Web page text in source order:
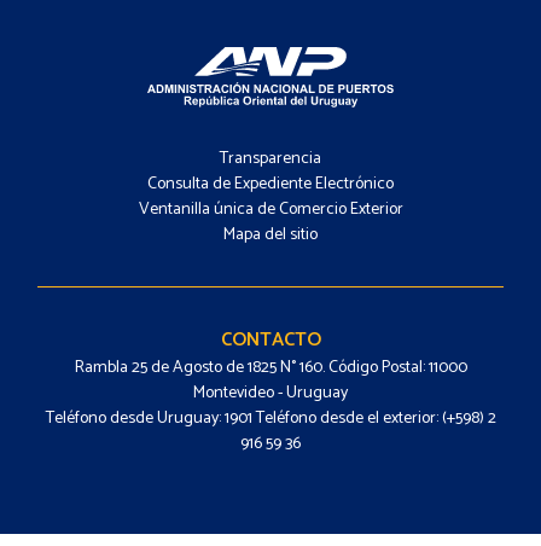
-
Menú
Transparencia
Consulta de Expediente Electrónico
Ventanilla única de Comercio Exterior
Mapa del sitio
-
Contacto
CONTACTO
Rambla 25 de Agosto de 1825 N° 160. Código Postal: 11000
Montevideo - Uruguay
Teléfono desde Uruguay: 1901 Teléfono desde el exterior: (+598) 2
916 59 36